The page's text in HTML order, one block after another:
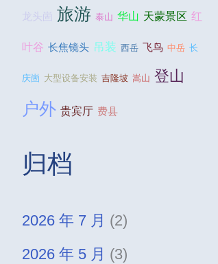
龙头崮 旅游 泰山 华山 天蒙景区 红
叶谷 长焦镜头 吊装 西岳 飞鸟 中岳 长
庆崮 大型设备安装 吉隆坡 嵩山 登山
户外 贵宾厅 费县
归档
2026 年 7 月 (2)
2026 年 5 月 (3)